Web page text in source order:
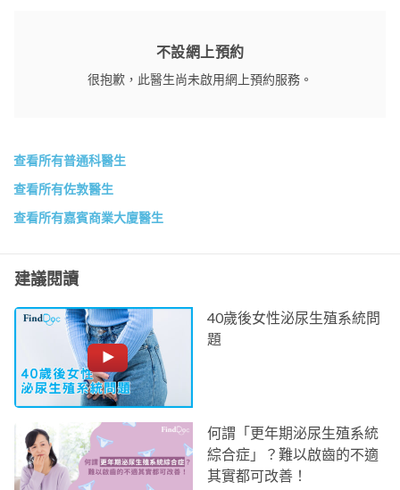
不設網上預約
很抱歉，此醫生尚未啟用網上預約服務。
查看所有普通科醫生
查看所有佐敦醫生
查看所有嘉賓商業大廈醫生
建議閱讀
40歲後女性泌尿生殖系統問
題
何謂「更年期泌尿生殖系統
綜合症」？難以啟齒的不適
其實都可改善！